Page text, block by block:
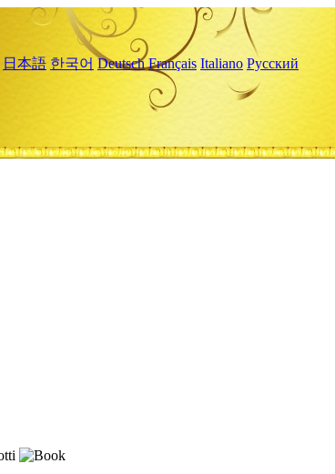
日本語 한국어 Deutsch Français Italiano Русский